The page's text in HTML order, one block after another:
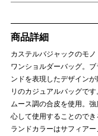
商品詳細
カステルバジャックのモ
ワンショルダーバッグ。
ンドを表現したデザイン
リのカジュアルバッグで
ムース調の合皮を使用。
心して使用することので
ランドカラーはサフィア